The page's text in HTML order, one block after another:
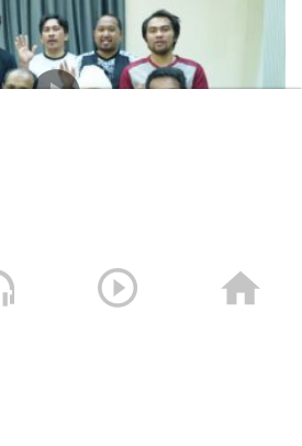
التي اغرقتها القوات المسلحة اليمنية